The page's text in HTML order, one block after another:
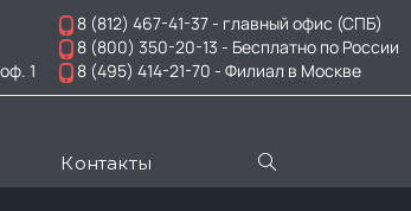
1
8 (812) 467-41-37- главный офис (СПБ)
8 (800) 350-20-13 - Бесплатно по России
8 (495) 414-21-70 - Филиал в Москве
Контакты